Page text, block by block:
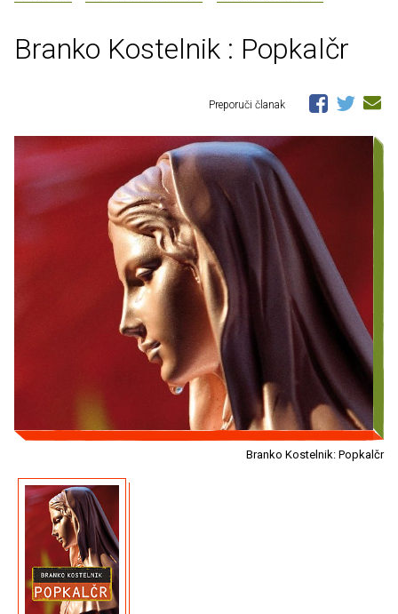
Branko Kostelnik : Popkalčr
Preporuči članak
Branko Kostelnik: Popkalčr